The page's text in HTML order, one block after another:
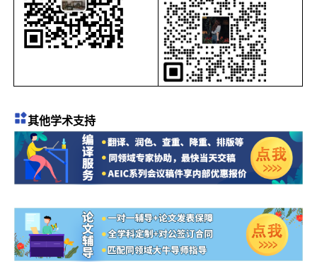
其他学术支持